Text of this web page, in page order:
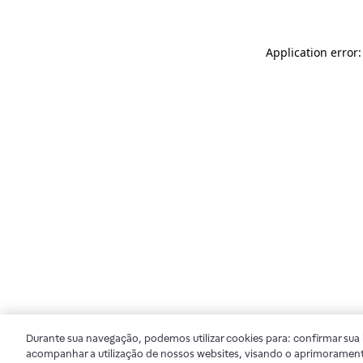
Application
Durante sua navegação, podemos utilizar cookies para: confirmar
acompanhar a utilização de nossos websites, visando o